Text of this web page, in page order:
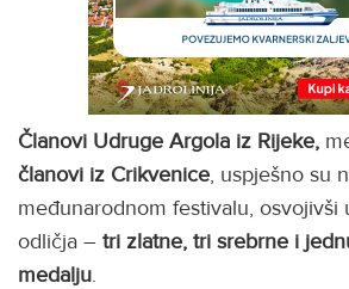
Članovi Udruge Argola iz Rijeke,
članovi iz Crikvenice, uspješno su
međunarodnom festivalu, osvojivši
odličja – tri zlatne, tri srebrne i
medalju.